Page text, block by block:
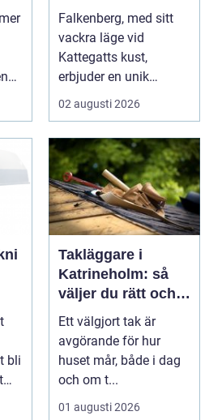
hem
Falkenberg, med sitt
vackra läge vid
Kattegatts kust,
erbjuder en unik
livsupplevelse för ...
02 augusti 2026
bli
Takläggare i
Katrineholm: så
väljer du rätt och
får ett tak som
håller
Ett välgjort tak är
avgörande för hur
huset mår, både i dag
och om t...
01 augusti 2026